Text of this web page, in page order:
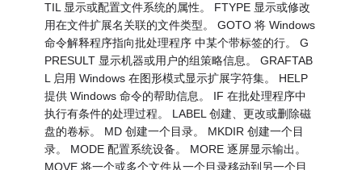
TIL 显示或配置文件系统的属性。 FTYPE 显示或修改
用在文件扩展名关联的文件类型。 GOTO 将 Windows
命令解释程序指向批处理程序 中某个带标签的行。 G
PRESULT 显示机器或用户的组策略信息。 GRAFTAB
L 启用 Windows 在图形模式显示扩展字符集。 HELP
提供 Windows 命令的帮助信息。 IF 在批处理程序中
执行有条件的处理过程。 LABEL 创建、更改或删除磁
盘的卷标。 MD 创建一个目录。 MKDIR 创建一个目
录。 MODE 配置系统设备。 MORE 逐屏显示输出。
MOVE 将一个或多个文件从一个目录移动到另一个目